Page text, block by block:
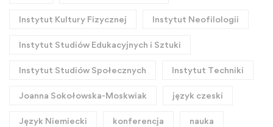
Instytut Kultury Fizycznej Instytut Neofilologii
Instytut Studiów Edukacyjnych i Sztuki
Instytut Studiów Społecznych Instytut Techniki
Joanna Sokołowska-Moskwiak język czeski
Język Niemiecki konferencja nauka